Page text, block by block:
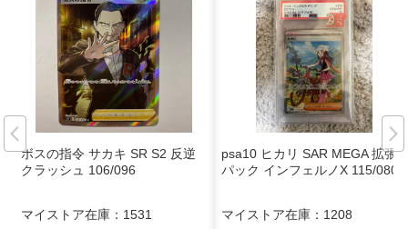
ボスの指令 サカキ SR S2 反逆
クラッシュ 106/096
マイストア在庫： 1531
psa10 ヒカリ SAR MEGA 拡張
パック インフェルノX 115/080
マイストア在庫： 1208